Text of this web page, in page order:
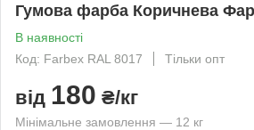
Гумова фарба Коричнева
В наявності
Код: Farbex RAL 8017
Тільки опт
від 180 ₴/кг
Мінімальне замовлення — 12 кг